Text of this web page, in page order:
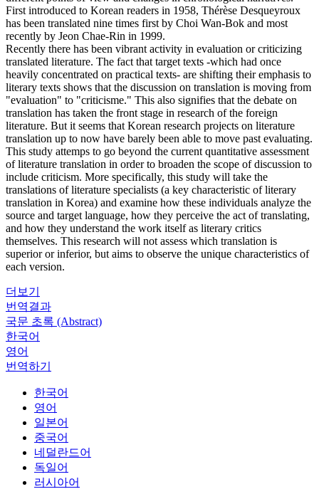
First introduced to Korean readers in 1958, Thérèse Desqueyroux
has been translated nine times first by Choi Wan-Bok and most
recently by Jeon Chae-Rin in 1999.
Recently there has been vibrant activity in evaluation or criticizing
translated literature. The fact that target texts -which had once
heavily concentrated on practical texts- are shifting their emphasis to
literary texts shows that the discussion on translation is moving from
"evaluation" to "criticisme." This also signifies that the debate on
translation has taken the front stage in research of the foreign
literature. But it seems that Korean research projects on literature
translation up to now have barely been able to move past evaluating.
This study attemps to go beyond the current quantitative assessment
of literature translation in order to broaden the scope of discussion to
include criticism. More specifically, this study will take the
translations of literature specialists (a key characteristic of literary
translation in Korea) and examine how these individuals analyze the
source and target language, how they perceive the act of translating,
and how they understand the work itself as literary critics
themselves. This research will not assess which translation is
superior or inferior, but aims to observe the unique characteristics of
each version.
더보기
번역결과
국문 초록 (Abstract)
한국어
영어
번역하기
한국어
영어
일본어
중국어
네덜란드어
독일어
러시아어